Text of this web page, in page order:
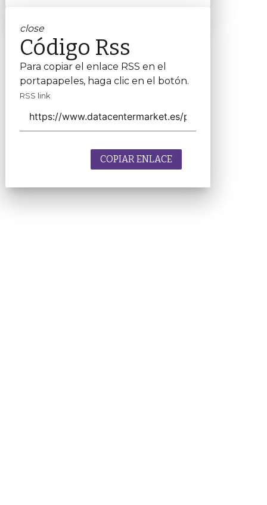
close
Código Rss
Para copiar el enlace RSS en el
portapapeles, haga clic en el botón.
RSS link
COPIAR ENLACE